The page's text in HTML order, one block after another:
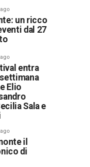
un ricco
dal 27
entra
Elio
Sala e
il
di